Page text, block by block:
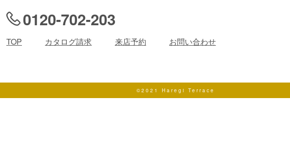
0120-702-203
TOP カタログ請求 来店予約 お問い合わせ
©2021 Haregi Terrace